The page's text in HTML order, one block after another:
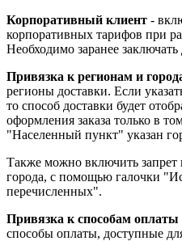
Корпоративный клиент -
корпоративных тарифов при
Необходимо заранее
Привязка к регионам и
регионы доставки. Если
то способ доставки будет
оформления заказа только в
"Населенный пункт" указан
Также можно включить запрет
города, с помощью галочки
перечисленных".
Привязка к способам оплаты
способы оплаты, доступные